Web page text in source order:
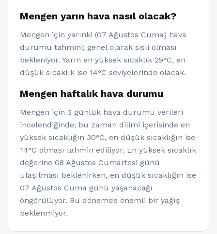
Mengen yarın hava nasıl olacak?
Mengen için yarınki (07 Ağustos Cuma) hava
durumu tahmini; genel olarak sisli olması
bekleniyor. Yarın en yüksek sıcaklık 29°C, en
düşük sıcaklık ise 14°C seviyelerinde olacak.
Mengen haftalık hava durumu
Mengen için 3 günlük hava durumu verileri
incelendiğinde; bu zaman dilimi içerisinde en
yüksek sıcaklığın 30°C, en düşük sıcaklığın ise
14°C olması tahmin ediliyor. En yüksek sıcaklık
değerine 08 Ağustos Cumartesi günü
ulaşılması beklenirken, en düşük sıcaklığın ise
07 Ağustos Cuma günü yaşanacağı
öngörülüyor. Bu dönemde önemli bir yağış
beklenmiyor.